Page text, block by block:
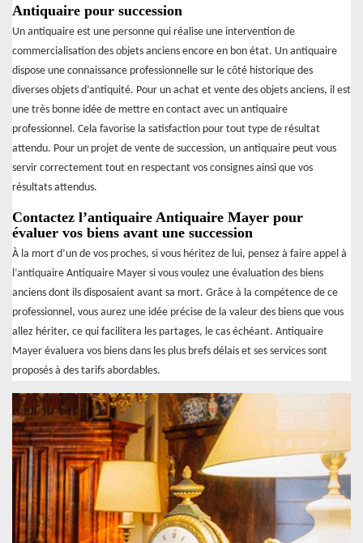
Antiquaire pour succession
Un antiquaire est une personne qui réalise une intervention de
commercialisation des objets anciens encore en bon état. Un antiquaire
dispose une connaissance professionnelle sur le côté historique des
diverses objets d’antiquité. Pour un achat et vente des objets anciens, il est
une très bonne idée de mettre en contact avec un antiquaire
professionnel. Cela favorise la satisfaction pour tout type de résultat
attendu. Pour un projet de vente de succession, un antiquaire peut vous
servir correctement tout en respectant vos consignes ainsi que vos
résultats attendus.
Contactez l’antiquaire Antiquaire Mayer pour
évaluer vos biens avant une succession
À la mort d’un de vos proches, si vous héritez de lui, pensez à faire appel à
l’antiquaire Antiquaire Mayer si vous voulez une évaluation des biens
anciens dont ils disposaient avant sa mort. Grâce à la compétence de ce
professionnel, vous aurez une idée précise de la valeur des biens que vous
allez hériter, ce qui facilitera les partages, le cas échéant. Antiquaire
Mayer évaluera vos biens dans les plus brefs délais et ses services sont
proposés à des tarifs abordables.